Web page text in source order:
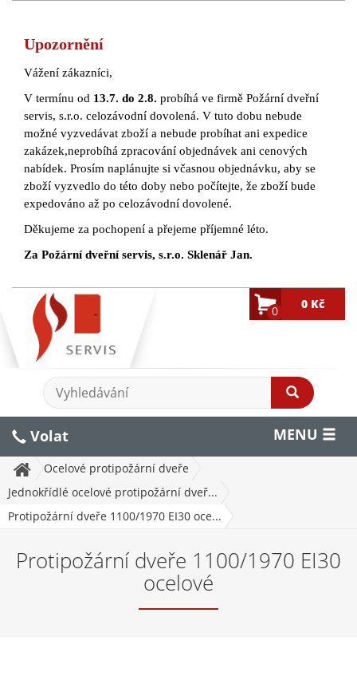
Upozornění
Vážení zákazníci,
V termínu od 13.7. do 2.8. probíhá ve firmě Požární dveřní
servis, s.r.o. celozávodní dovolená. V tuto dobu nebude
možné vyzvedávat zboží a nebude probíhat ani expedice
zakázek,neprobíhá zpracování objednávek ani cenových
nabídek. Prosím naplánujte si včasnou objednávku, aby se
zboží vyzvedlo do této doby nebo počítejte, že zboží bude
expedováno až po celozávodní dovolené.
Děkujeme za pochopení a přejeme příjemné léto.
Za Požární dveřní servis, s.r.o. Sklenář Jan.
0 0 Kč
MENU
Volat
Ocelové protipožární dveře
Jednokřídlé ocelové protipožární dveř...
Protipožární dveře 1100/1970 EI30 oce...
Protipožární dveře 1100/1970 EI30
ocelové